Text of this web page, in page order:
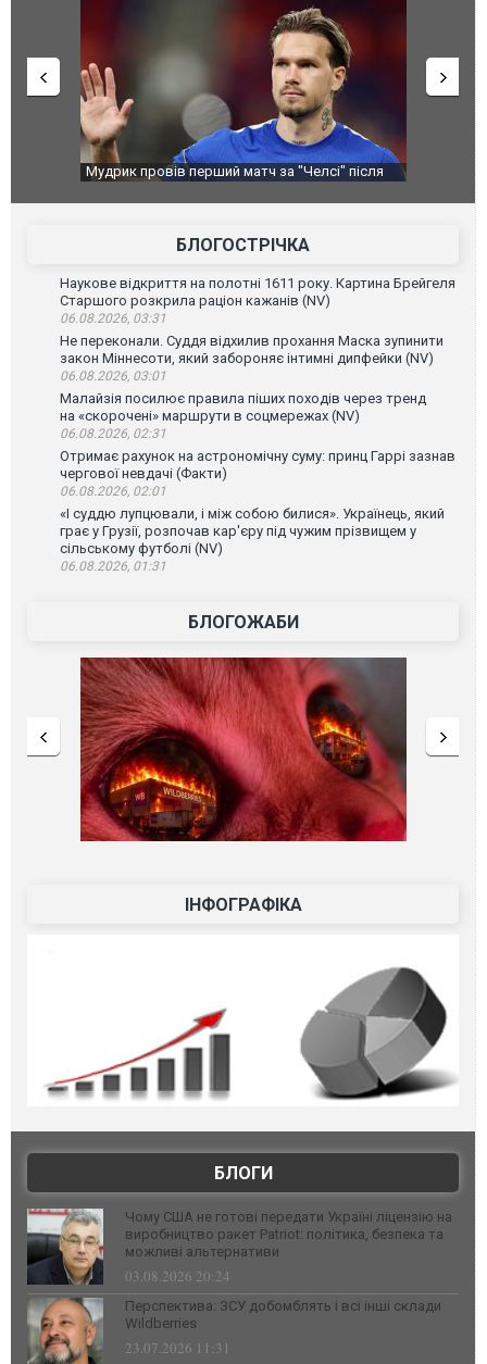
Мудрик провів перший матч за "Челсі" після
допінгової дискваліфікації. ВІДЕО
під час
Франції
БЛОГОСТРІЧКА
Наукове відкриття на полотні 1611 року. Картина Брейгеля
Старшого розкрила раціон кажанів (NV)
06.08.2026, 03:31
Не переконали. Суддя відхилив прохання Маска зупинити
закон Міннесоти, який забороняє інтимні дипфейки (NV)
06.08.2026, 03:01
Малайзія посилює правила піших походів через тренд
на «скорочені» маршрути в соцмережах (NV)
06.08.2026, 02:31
Отримає рахунок на астрономічну суму: принц Гаррі зазнав
чергової невдачі (Факти)
06.08.2026, 02:01
«І суддю лупцювали, і між собою билися». Українець, який
грає у Грузії, розпочав кар'єру під чужим прізвищем у
сільському футболі (NV)
06.08.2026, 01:31
БЛОГОЖАБИ
ІНФОГРАФІКА
БЛОГИ
Чому США не готові передати Україні ліцензію на
виробництво ракет Patriot: політика, безпека та
можливі альтернативи
03.08.2026 20:24
Перспектива: ЗСУ добомблять і всі інші склади
Wildberries
23.07.2026 11:31